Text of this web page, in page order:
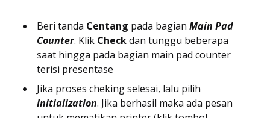
Beri tanda Centang pada bagian Main Pad
Counter. Klik Checkdan tunggu beberapa
saat hingga pada bagian main pad counter
terisi presentase
Jika proses cheking selesai, lalu pilih
Initialization. Jika berhasil maka ada pesan